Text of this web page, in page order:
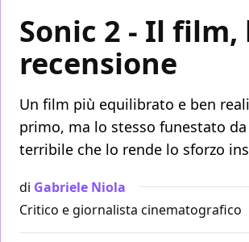
Sonic 2 - Il film,
recensione
Un film più equilibrato e ben
primo, ma lo stesso funestato
terribile che lo rende lo sforzo
di Gabriele Niola
Critico e giornalista cinematografico